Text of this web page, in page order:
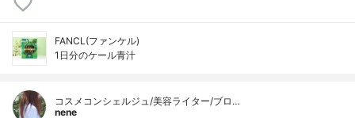
FANCL(ファンケル)
1日分のケール青汁
コスメコンシェルジュ/美容ライター/ブロ…
nene